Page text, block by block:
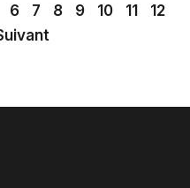
6 7 8 9 10 11
12